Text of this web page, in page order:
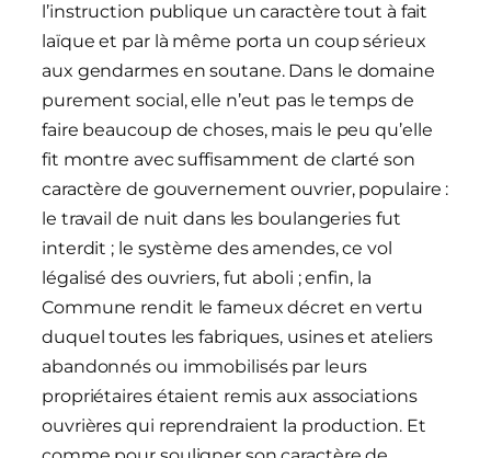
l’instruction publique un caractère tout à fait
laïque et par là même porta un coup sérieux
aux gendarmes en soutane. Dans le domaine
purement social, elle n’eut pas le temps de
faire beaucoup de choses, mais le peu qu’elle
fit montre avec suffisamment de clarté son
caractère de gouvernement ouvrier, populaire :
le travail de nuit dans les boulangeries fut
interdit ; le système des amendes, ce vol
légalisé des ouvriers, fut aboli ; enfin, la
Commune rendit le fameux décret en vertu
duquel toutes les fabriques, usines et ateliers
abandonnés ou immobilisés par leurs
propriétaires étaient remis aux associations
ouvrières qui reprendraient la production. Et